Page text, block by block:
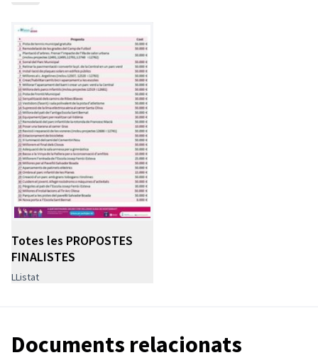
La Comissió Ciutadana del Pressupost Participatiu
d'Inversions, que aplega representants de diverses
entitats olesanes i dels consells sectorials i ciutadania
a títol individual. La comissió tindrà el suport de la
Comissió Tècnica del Pressupost Participatiu
d'Inversions per assessorar-la i elaborar la
documentació necessària.
Totes les PROPOSTES
FINALISTES
LListat
Documents relacionats